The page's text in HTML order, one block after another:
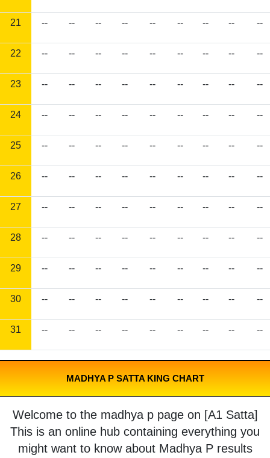
21 -- -- -- -- -- -- -- -- --
22 -- -- -- -- -- -- -- -- --
23 -- -- -- -- -- -- -- -- --
24 -- -- -- -- -- -- -- -- --
25 -- -- -- -- -- -- -- -- --
26 -- -- -- -- -- -- -- -- --
27 -- -- -- -- -- -- -- -- --
28 -- -- -- -- -- -- -- -- --
29 -- -- -- -- -- -- -- -- --
30 -- -- -- -- -- -- -- -- --
31 -- -- -- -- -- -- -- -- --
MADHYA P SATTA KING CHART
Welcome to the madhya p page on [A1 Satta]
This is an online hub containing everything you
might want to know about Madhya P results